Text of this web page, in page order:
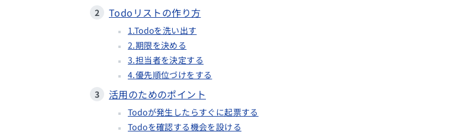
Todoリストの作り方
1.Todoを洗い出す
2.期限を決める
3.担当者を決定する
4.優先順位づけをする
活用のためのポイント
Todoが発生したらすぐに起票する
Todoを確認する機会を設ける